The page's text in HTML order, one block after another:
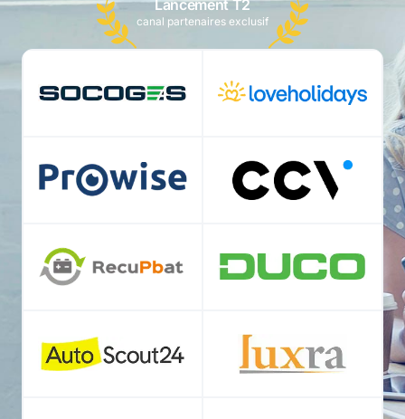
Lancement T2
canal partenaires exclusif